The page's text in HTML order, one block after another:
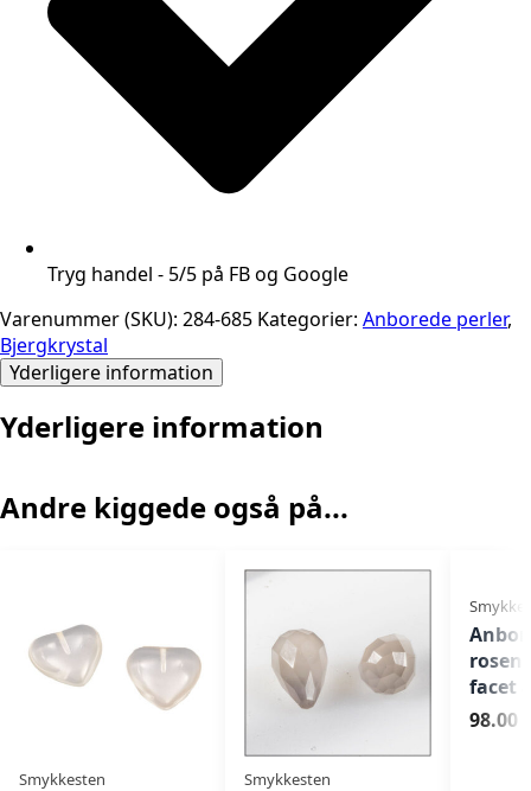
Tryg handel - 5/5 på FB og Google
Varenummer (SKU): 284-685 Kategorier: Anborede perler,
Bjergkrystal
Yderligere information
Yderligere information
Andre kiggede også på...
Smykkesten Smykkesten
facet
98.00